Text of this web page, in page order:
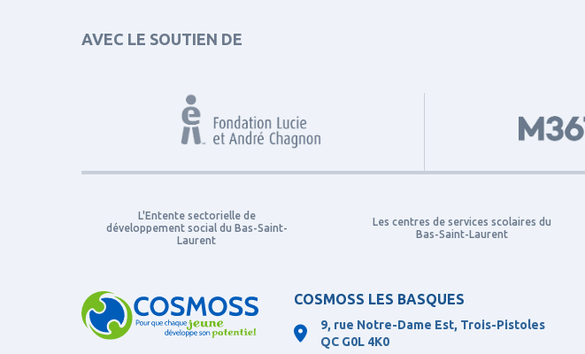
AVEC LE SOUTIEN DE
L'Entente sectorielle de
développement social du Bas-Saint-
Laurent
Les centres de services scolaires du
Bas-Saint-Laurent
COSMOSS LES BASQUES
9, rue Notre-Dame Est, Trois-Pistoles
QC G0L 4K0